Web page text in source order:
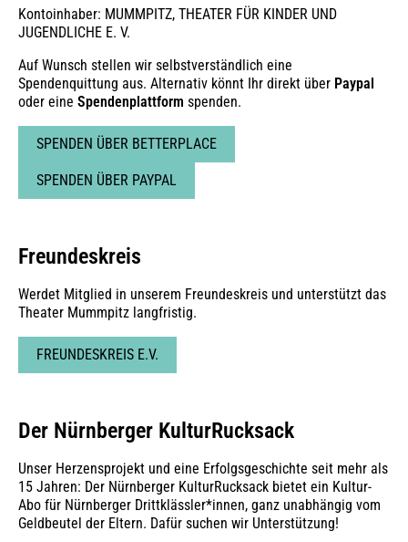
Kontoinhaber: MUMMPITZ, THEATER FÜR KINDER UND
JUGENDLICHE E. V.
Auf Wunsch stellen wir selbstverständlich eine
Spendenquittung aus. Alternativ könnt Ihr direkt über Paypal
oder eine Spendenplattform spenden.
SPENDEN ÜBER BETTERPLACE
SPENDEN ÜBER PAYPAL
Freundeskreis
Werdet Mitglied in unserem Freundeskreis und unterstützt das
Theater Mummpitz langfristig.
FREUNDESKREIS E.V.
Der Nürnberger KulturRucksack
Unser Herzensprojekt und eine Erfolgsgeschichte seit mehr als
15 Jahren: Der Nürnberger KulturRucksack bietet ein Kultur-
Abo für Nürnberger Drittklässler*innen, ganz unabhängig vom
Geldbeutel der Eltern. Dafür suchen wir Unterstützung!